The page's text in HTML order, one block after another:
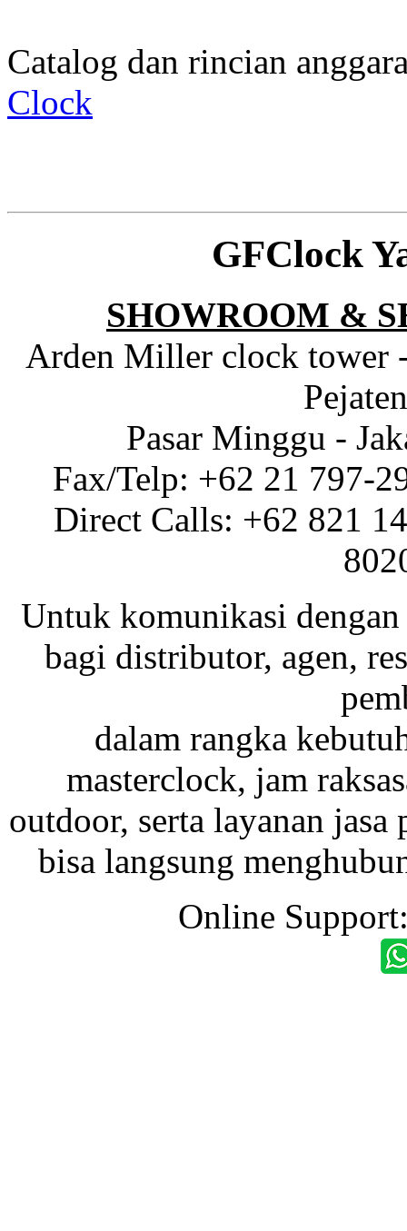
Catalog dan rincian
Clock
GFClock
SHOWROOM &
Arden Miller clock tower
Pasar Minggu -
Fax/Telp: +62 21 797-
Direct Calls: +62 821
Untuk komunikasi dengan
bagi distributor, agen,
dalam rangka
masterclock, jam
outdoor, serta layanan
bisa langsung
Online